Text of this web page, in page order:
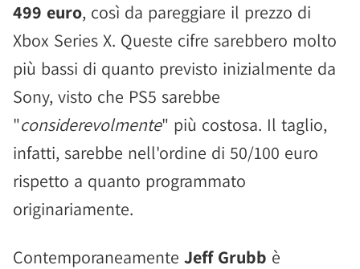
499 euro, così da pareggiare il prezzo di
Xbox Series X. Queste cifre sarebbero molto
più bassi di quanto previsto inizialmente da
Sony, visto che PS5 sarebbe
"considerevolmente" più costosa. Il taglio,
infatti, sarebbe nell'ordine di 50/100 euro
rispetto a quanto programmato
originariamente.
Contemporaneamente Jeff Grubb è